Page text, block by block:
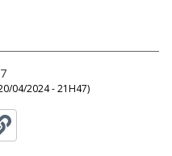
04/2024 - 21H47)